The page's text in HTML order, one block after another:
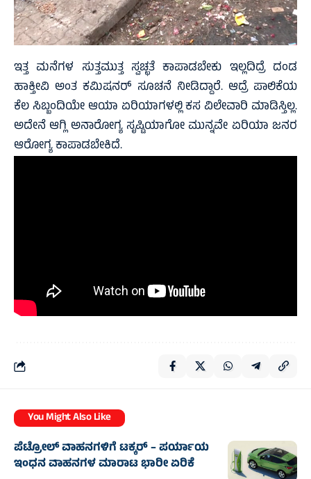
ಇತ್ತ ಮನೆಗಳ ಸುತ್ತಮುತ್ತ ಸ್ವಚ್ಛತೆ ಕಾಪಾಡಬೇಕು ಇಲ್ಲದಿದ್ರೆ ದಂಡ
ಹಾಕ್ತೀವಿ ಅಂತ ಕಮಿಷನರ್ ಸೂಚನೆ ನೀಡಿದ್ದಾರೆ. ಆದ್ರೆ ಪಾಲಿಕೆಯ
ಕೆಲ ಸಿಬ್ಬಂದಿಯೇ ಆಯಾ ಏರಿಯಾಗಳಲ್ಲಿ ಕಸ ವಿಲೇವಾರಿ ಮಾಡಿಸ್ತಿಲ್ಲ.
ಅದೇನೆ ಆಗ್ಲಿ ಅನಾರೋಗ್ಯ ಸೃಷ್ಟಿಯಾಗೋ ಮುನ್ನವೇ ಏರಿಯಾ ಜನರ
ಆರೋಗ್ಯ ಕಾಪಾಡಬೇಕಿದೆ.
You Might Also Like
ಪೆಟ್ರೋಲ್ ವಾಹನಗಳಿಗೆ ಟಕ್ಕರ್ – ಪರ್ಯಾಯ
ಇಂಧನ ವಾಹನಗಳ ಮಾರಾಟ ಭಾರೀ ಏರಿಕೆ